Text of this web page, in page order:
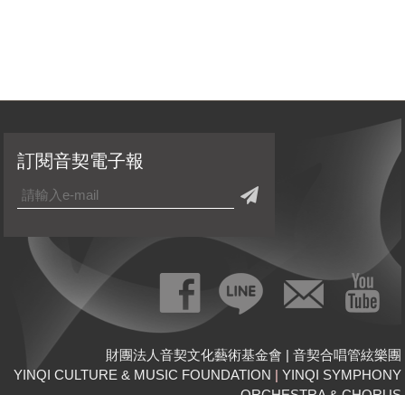
財團法人音契文化藝術基金會 | 音契合唱管絃樂團
YINQI CULTURE & MUSIC FOUNDATION | YINQI SYMPHONY
訂閱音契電子報